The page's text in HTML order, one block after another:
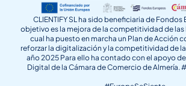
CLIENTIFY SL ha sido beneficiaria de
objetivo es la mejora de la competitividad de las
cual ha puesto en marcha un Plan de Acción
reforzar la digitalización y la competitividad de
año 2025 Para ello ha contado con el apoyo
Digital de la Cámara de Comercio de Almería.